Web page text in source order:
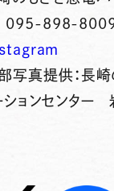
095-898-
写真提供：長
ションセンター